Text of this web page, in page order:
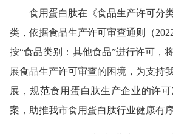
食用蛋白肽在《食品生产许可分
类，依据食品生产许可审查通则（
按“食品类别：其他食品”进行许可，
展食品生产许可审查的困境，为支持
展，规范食用蛋白肽生产企业的许
案，助推我市食用蛋白肽行业健康有序